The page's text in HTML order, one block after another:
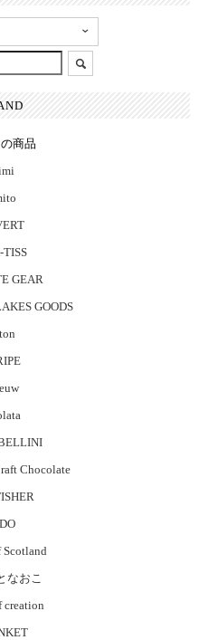
商品
TISS
GEAR
GOODS
Chocolate
Scotland
なおこ
creation